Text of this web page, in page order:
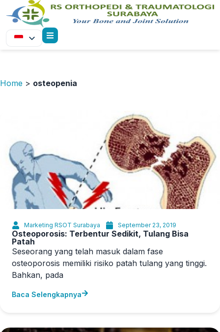
Home > osteopenia
Marketing RSOT Surabaya September 23, 2019
Osteoporosis: Terbentur Sedikit, Tulang Bisa
Patah
Seseorang yang telah masuk dalam fase
osteoporosis memiliki risiko patah tulang yang tinggi.
Bahkan, pada
Baca Selengkapnya